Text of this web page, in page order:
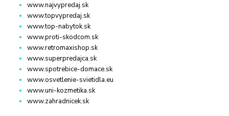
www.najvypredaj.sk
www.topvypredaj.sk
www.top-nabytok.sk
www.proti-skodcom.sk
www.retromaxishop.sk
www.superpredajca.sk
www.spotrebice-domace.sk
www.osvetlenie-svietidla.eu
www.uni-kozmetika.sk
www.zahradnicek.sk